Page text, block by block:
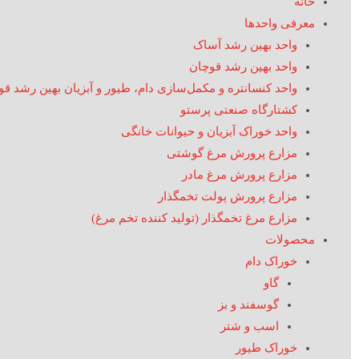
معرفی واحدها
واحد بهین رشد آساک
واحد بهین رشد قوچان
واحد کنسانتره و مکمل‌سازی دام، طیور و آبزیان بهین رشد
کشتارگاه صنعتی پرستو
واحد خوراک آبزیان و حیوانات خانگی
مزارع پرورش مرغ گوشتی
مزارع پرورش مرغ مادر
مزارع پرورش پولت تخمگذار
مزارع مرغ تخمگذار (تولید کننده تخم مرغ)
محصولات
خوراک دام
گاو
گوسفند و بز
اسب و شتر
خوراک طیور